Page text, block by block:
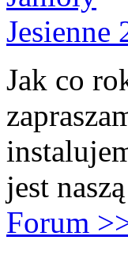
Jak co
jest
Forum